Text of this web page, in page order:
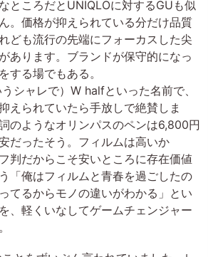
ところだとUNIQLOに対するGUも似
。価格が抑えられている分だけ品質
ども流行の先端にフォーカスした尖
あります。ブランドが保守的になっ
する場でもある。
シャレで）W halfといった名前で、
えられていたら手放しで絶賛しま
のようなオリンパスのペンは6,800円
だったそう。フィルムは高いか
判だからこそ安いところに存在価値
俺はフィルムと青春を過ごしたの
てるからモノの違いがわかる」とい
、軽くいなしてゲームチェンジャー